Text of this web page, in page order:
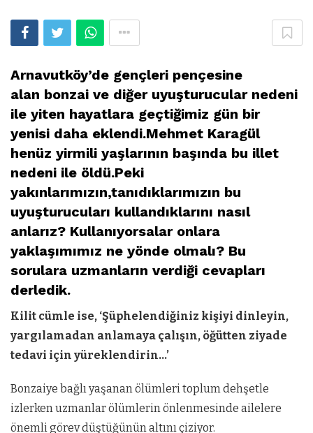
Arnavutköy’de gençleri pençesine
alan bonzai ve diğer uyuşturucular nedeni
ile yiten hayatlara geçtiğimiz gün bir
yenisi daha eklendi.Mehmet Karagül
henüz yirmili yaşlarının başında bu illet
nedeni ile öldü.Peki
yakınlarımızın,tanıdıklarımızın bu
uyuşturucuları kullandıklarını nasıl
anlarız? Kullanıyorsalar onlara
yaklaşımımız ne yönde olmalı? Bu
sorulara uzmanların verdiği cevapları
derledik.
Kilit cümle ise, ‘Şüphelendiğiniz kişiyi dinleyin,
yargılamadan anlamaya çalışın, öğütten ziyade
tedavi için yüreklendirin…’
Bonzaiye bağlı yaşanan ölümleri toplum dehşetle
izlerken uzmanlar ölümlerin önlenmesinde ailelere
önemli görev düştüğünün altını çiziyor.